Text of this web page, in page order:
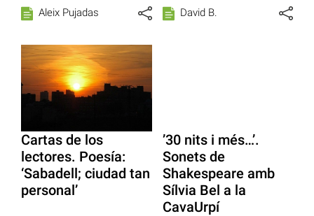
Aleix Pujadas David B.
Cartas de los
lectores. Poesía:
‘Sabadell; ciudad tan
personal’
’30 nits i més…’.
Sonets de
Shakespeare amb
Sílvia Bel a la
CavaUrpí